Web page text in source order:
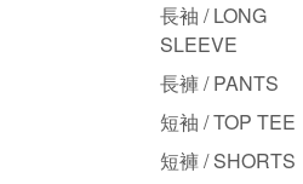
長袖 / LONG
SLEEVE
長褲 / PANTS
短袖 / TOP TEE
短褲 / SHORTS